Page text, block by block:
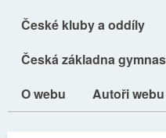
České kluby a oddíly
Česká základna
O webu
Autoři webu